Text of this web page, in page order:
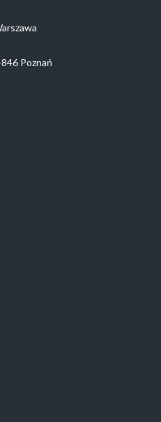
Poznań